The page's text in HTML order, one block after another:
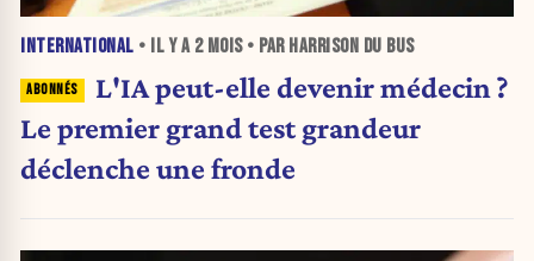
INTERNATIONAL • IL Y A 2 MOIS• PAR HARRISON DU BUS
L'IA peut-elle devenir médecin ?
Le premier grand test grandeur
déclenche une fronde